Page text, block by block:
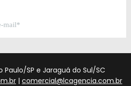
Paulo/SP e Jaraguá do Sul/SC
| comercial@lcagencia.com.br